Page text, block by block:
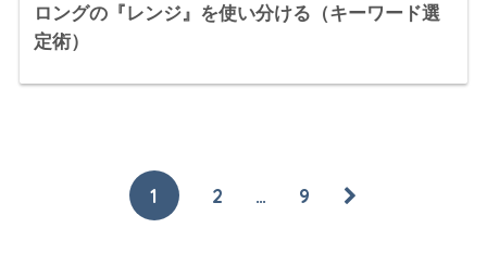
ロングの『レンジ』を使い分ける（キーワード選
定術）
1 2 … 9